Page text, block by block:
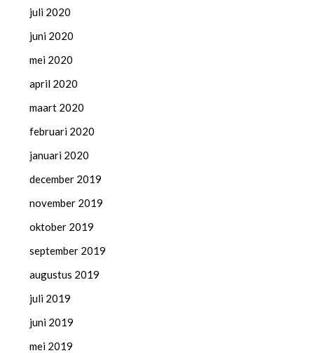
juli 2020
juni 2020
mei 2020
april 2020
maart 2020
februari 2020
januari 2020
december 2019
november 2019
oktober 2019
september 2019
augustus 2019
juli 2019
juni 2019
mei 2019